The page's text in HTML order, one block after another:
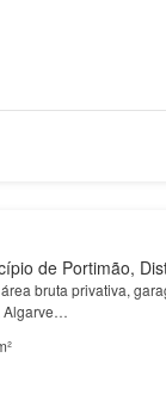
de Portimão,
bruta privativa,
Algarve…